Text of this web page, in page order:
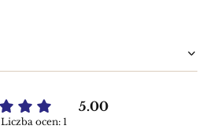
5.00
Liczba ocen: 1